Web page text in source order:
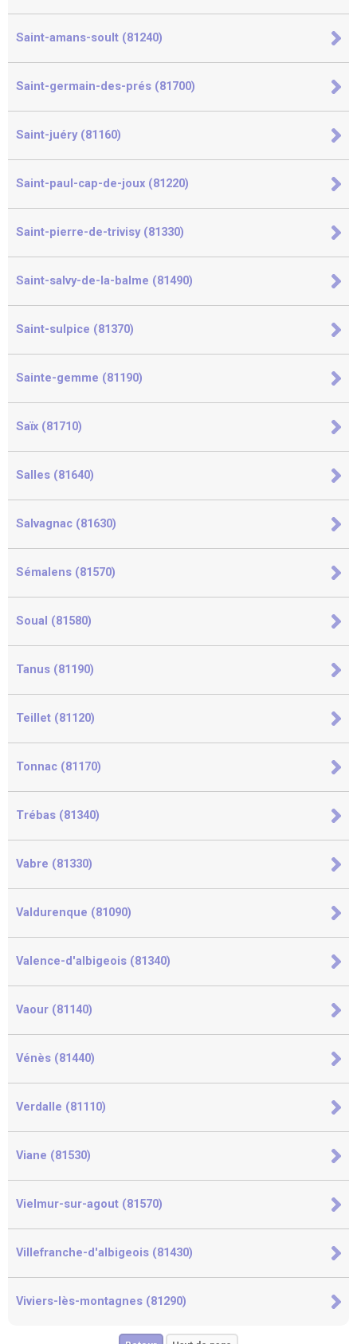
Saint-amans-soult (81240)
Saint-germain-des-prés (81700)
Saint-juéry (81160)
Saint-paul-cap-de-joux (81220)
Saint-pierre-de-trivisy (81330)
Saint-salvy-de-la-balme (81490)
Saint-sulpice (81370)
Sainte-gemme (81190)
Saïx (81710)
Salles (81640)
Salvagnac (81630)
Sémalens (81570)
Soual (81580)
Tanus (81190)
Teillet (81120)
Tonnac (81170)
Trébas (81340)
Vabre (81330)
Valdurenque (81090)
Valence-d'albigeois (81340)
Vaour (81140)
Vénès (81440)
Verdalle (81110)
Viane (81530)
Vielmur-sur-agout (81570)
Villefranche-d'albigeois (81430)
Viviers-lès-montagnes (81290)